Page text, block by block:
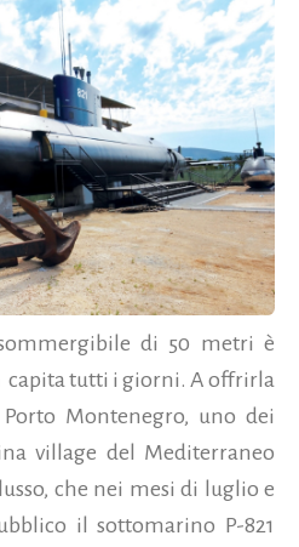
di 50 metri è
capita tutti i giorni. A offrirla
Montenegro, uno dei
village del Mediterraneo
che nei mesi di luglio e
il sottomarino P-821